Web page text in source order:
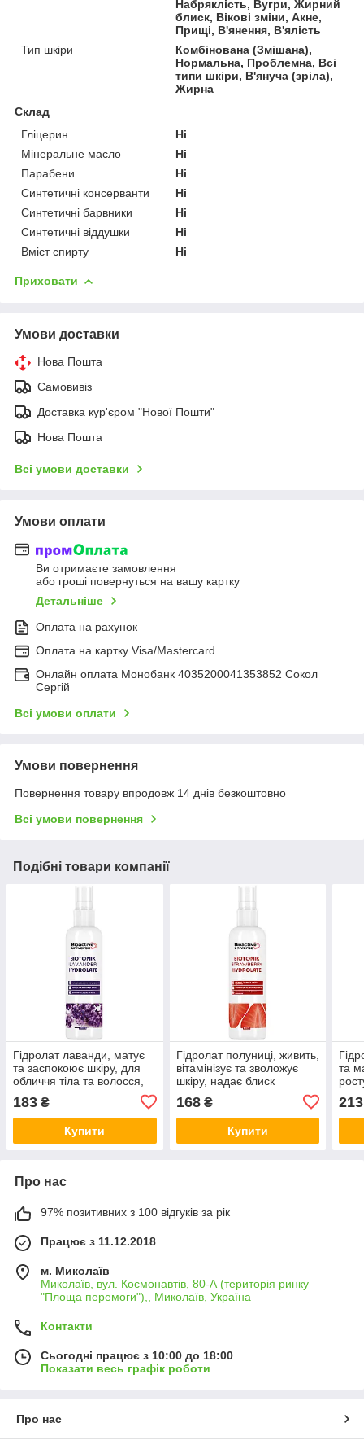
Набряклість, Вугри, Жирний
блиск, Вікові зміни, Акне,
Прищі, В'янення, В'ялість
Тип шкіри
Комбінована (Змішана),
Нормальна, Проблемна, Всі
типи шкіри, В'януча (зріла),
Жирна
Склад
Гліцерин
Ні
Мінеральне масло
Ні
Парабени
Ні
Синтетичні консерванти
Ні
Синтетичні барвники
Ні
Синтетичні віддушки
Ні
Вміст спирту
Ні
Приховати
Умови доставки
Нова Пошта
Самовивіз
Доставка кур'єром "Нової Пошти"
Нова Пошта
Всі умови доставки
Умови оплати
Ви отримаєте замовлення
або гроші повернуться на вашу картку
Детальніше
Оплата на рахунок
Оплата на картку Visa/Mastercard
Онлайн оплата Монобанк 4035200041353852 Сокол
Сергій
Всі умови оплати
Умови повернення
Повернення товару впродовж 14 днів безкоштовно
Всі умови повернення
Подібні товари компанії
Гідролат лаванди, матує
та заспокоює шкіру, для
обличчя тіла та волосся,
183 ₴
Купити
Гідролат полуниці, живить,
вітамінізує та зволожує
шкіру, надає блиск
Біоактив
168₴
Купити
та
213
Про нас
97% позитивних з 100 відгуків за рік
Працює з 11.12.2018
м. Миколаїв
Миколаїв, вул. Космонавтів, 80-А (територія ринку
"Площа перемоги"),, Миколаїв, Україна
Контакти
Сьогодні працює з 10:00 до 18:00
Показати весь графік роботи
Про нас